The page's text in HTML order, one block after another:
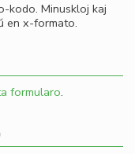
kodo. Minuskloj kaj
en x-formato.
formularo.